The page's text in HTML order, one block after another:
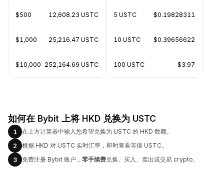
$500 12,608.23 USTC
$1,000 25,216.47 USTC
$10,000 252,164.69 USTC
5 USTC $0.19828311
10 USTC $0.39656622
100 USTC $3.97
如何在 Bybit 上将 HKD 兑换为 USTC
1
在上方计算器中输入您希望兑换为 USTC 的 HKD 数额。
2
根据 HKD 对 USTC 实时汇率，即时查看等值 USTC。
3
免费注册 Bybit 账户， 零手续费 兑换、买入、卖出或交易 crypto。